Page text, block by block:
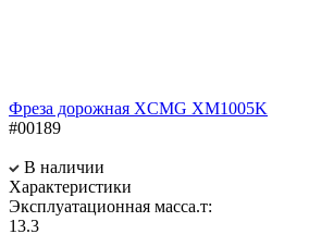
Фреза дорожная XCMG XM1005K
#00189
В наличии
Характеристики
Эксплуатационная масса.т:
13.3